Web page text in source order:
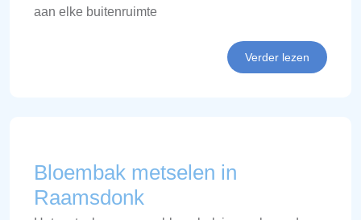
aan elke buitenruimte
Verder lezen
Bloembak metselen in
Raamsdonk